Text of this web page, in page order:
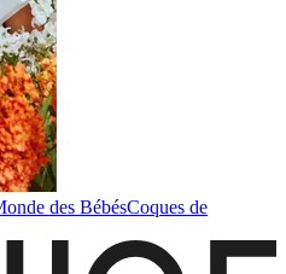
des BébésCoques de